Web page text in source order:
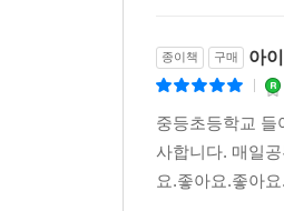
Section 5 Nature 자
Day 26 Plants 식물
Day 28 Climates &
Day 29 Nature &
Day 30
종이책 구매 아
중등초등학교 들
사합니다. 매일
요.좋아요.좋아